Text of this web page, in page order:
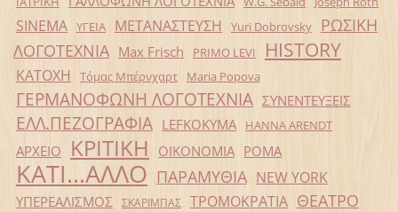
SINEMA ΥΓΕΙΑ ΜΕΤΑΝΑΣΤΕΥΣΗ Yuri Dobrovsky
ΡΩΣΙΚΗ
ΛΟΓΟΤΕΧΝΙΑ Max Frisch PRIMO LEVI HISTORY
ΚΑΤΟΧΗ Τόμας Μπέρνχαρτ Maria Popova
ΓΕΡΜΑΝΟΦΩΝΗ ΛΟΓΟΤΕΧΝΙΑ ΣΥΝΕΝΤΕΥΞΕΙΣ
ΕΛΛ.ΠΕΖΟΓΡΑΦΙΑ LEFKOKYMA HANNA ARENDT
ΑΡΧΕΙΟ ΚΡΙΤΙΚΗ ΟΙΚΟΝΟΜΙΑ ΡΟΜΑ
ΚΑΤΙ...ΑΛΛΟ ΠΑΡΑΜΥΘΙΑ NEW YORK
ΥΠΕΡΕΑΛΙΣΜΟΣ ΣΚΑΡΙΜΠΑΣ ΤΡΟΜΟΚΡΑΤΙΑ ΘΕΑΤΡΟ